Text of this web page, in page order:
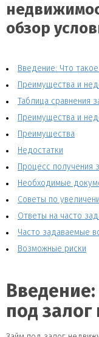
обзор
Введение: Что
Преимущества и
Таблица сравнения
Преимущества и
Преимущества
Недостатки
Процесс получения
Необходимые
Советы по
Ответы на часто
Часто задаваемые
Возможные риски
под